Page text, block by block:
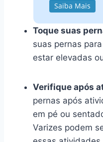
Saiba Mais
Toque suas
suas pernas
estar elevadas
Verifique após
pernas após
em pé ou
Varizes podem